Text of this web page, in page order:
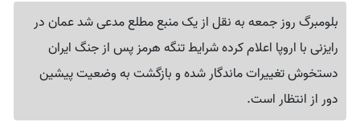
بلومبرگ روز جمعه به نقل از یک منبع مطلع مدعی شد عمان در
رایزنی با اروپا اعلام کرده شرایط تنگه هرمز پس از جنگ ایران
دستخوش تغییرات ماندگار شده و بازگشت به وضعیت پیشین
دور از انتظار است.